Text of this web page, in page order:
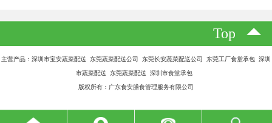
Top
主营产品：深圳市宝安蔬菜配送 东莞蔬菜配送公司 东莞长安蔬菜配送公司 东莞工厂食堂承包 深圳
市蔬菜配送 东莞蔬菜配送 深圳市食堂承包
版权所有：广东食安膳食管理服务有限公司